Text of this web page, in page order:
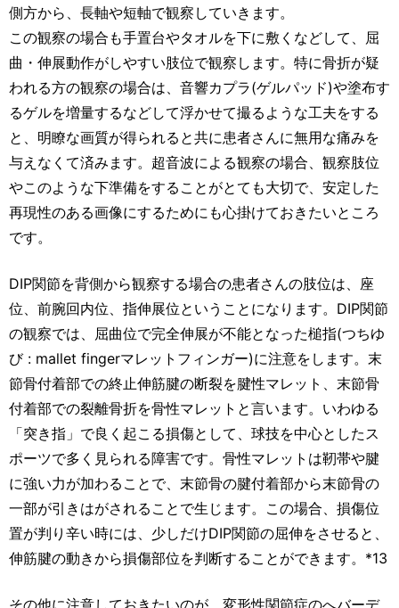
側方から、長軸や短軸で観察していきます。
この観察の場合も手置台やタオルを下に敷くなどして、屈
曲・伸展動作がしやすい肢位で観察します。特に骨折が疑
われる方の観察の場合は、音響カプラ(ゲルパッド)や塗布す
るゲルを増量するなどして浮かせて撮るような工夫をする
と、明瞭な画質が得られると共に患者さんに無用な痛みを
与えなくて済みます。超音波による観察の場合、観察肢位
やこのような下準備をすることがとても大切で、安定した
再現性のある画像にするためにも心掛けておきたいところ
です。
DIP関節を背側から観察する場合の患者さんの肢位は、座
位、前腕回内位、指伸展位ということになります。DIP関節
の観察では、屈曲位で完全伸展が不能となった槌指(つちゆ
び : mallet fingerマレットフィンガー)に注意をします。末
節骨付着部での終止伸筋腱の断裂を腱性マレット、末節骨
付着部での裂離骨折を骨性マレットと言います。いわゆる
「突き指」で良く起こる損傷として、球技を中心としたス
ポーツで多く見られる障害です。骨性マレットは靭帯や腱
に強い力が加わることで、末節骨の腱付着部から末節骨の
一部が引きはがされることで生じます。この場合、損傷位
置が判り辛い時には、少しだけDIP関節の屈伸をさせると、
伸筋腱の動きから損傷部位を判断することができます。*13